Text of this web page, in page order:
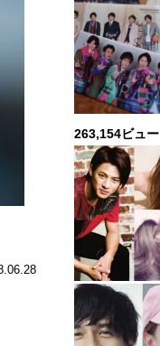
263,154ビュー